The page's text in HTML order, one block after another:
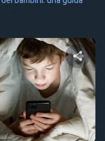
articolo
Facebook Copia link